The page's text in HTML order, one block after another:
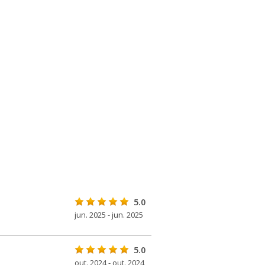
5.0
jun. 2025 - jun. 2025
5.0
out. 2024 - out. 2024